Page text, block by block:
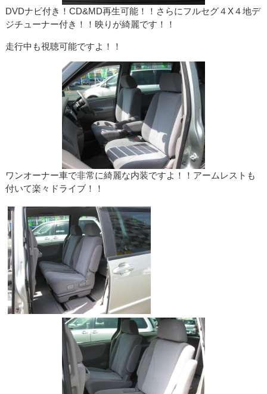
DVDナビ付き！CD&MD再生可能！！さらにフルセグ４X４地デ
ジチューナー付き！！映りが綺麗です！！
走行中も視聴可能ですよ！！
ワンオーナー車で非常に綺麗な内装ですよ！！アームレストも
付いて楽々ドライブ！！